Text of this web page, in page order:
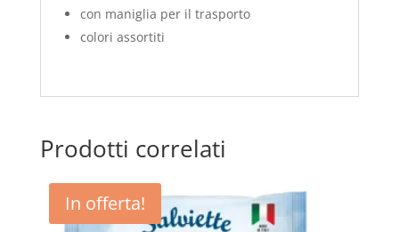
con maniglia per il trasporto
colori assortiti
Prodotti correlati
In offerta!